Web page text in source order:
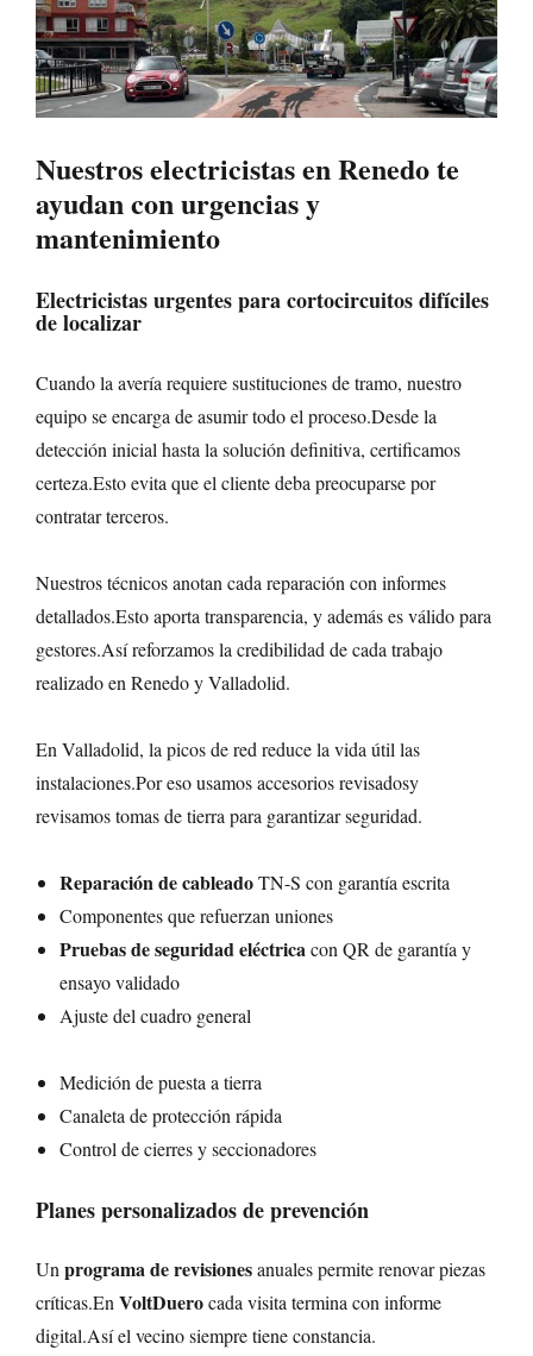
Nuestroselectricistas en Renedote
ayudan con urgencias y
mantenimiento
Electricistas urgentesparacortocircuitosdifíciles
de localizar
Cuando la avería requiere sustituciones de tramo, nuestro
equipo se encarga de asumir todo el proceso.Desde la
detección inicial hasta la solución definitiva, certificamos
certeza.Esto evita que el cliente deba preocuparse por
contratar terceros.
Nuestros técnicos anotan cada reparación con informes
detallados.Esto aporta transparencia, y además es válido para
gestores.Así reforzamos la credibilidad de cada trabajo
realizado en Renedo y Valladolid.
En Valladolid, la picos de red reduce la vida útil las
instalaciones.Por eso usamos accesorios revisadosy
revisamos tomas de tierra para garantizar seguridad.
Reparación de cableadoTN-S con garantía escrita
Componentes que refuerzan uniones
Pruebas de seguridad eléctricacon QR de garantía y
ensayo validado
Ajuste del cuadro general
Medición de puesta a tierra
Canaleta de protección rápida
Control de cierres y seccionadores
Planes personalizados de prevención
Un programa de revisionesanuales permite renovar piezas
críticas.En VoltDuerocada visita termina con informe
digital.Así el vecino siempre tiene constancia.